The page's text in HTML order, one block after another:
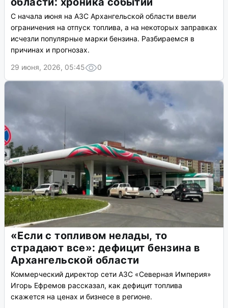
С начала июня на АЗС Архангельской области ввели
ограничения на отпуск топлива, а на некоторых заправках
исчезли популярные марки бензина. Разбираемся в
причинах и прогнозах.
29 июня, 2026, 05:45
0
«Если с топливом нелады, то
страдают все»: дефицит бензина в
Архангельской области
Коммерческий директор сети АЗС «Северная Империя»
Игорь Ефремов рассказал, как дефицит топлива
скажется на ценах и бизнесе в регионе.